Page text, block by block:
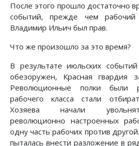
После этого прошло достаточно
событий, прежде чем рабочий
Владимир Ильич был прав.
Что же произошло за это время?
В результате июльских
обезоружен, Красная гвардия
Революционные полки были
рабочего класса стали
Хозяева начали
революционно настроенных
одну часть рабочих против
пыталась внести разложение в